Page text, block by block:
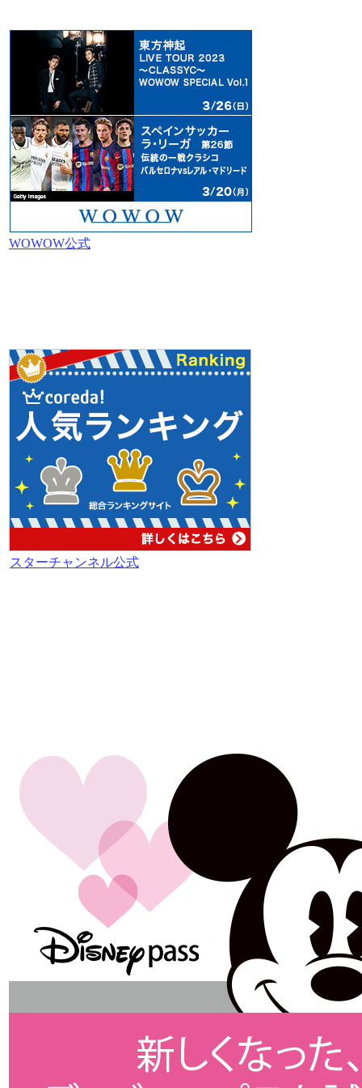
WOWOW公式
スターチャンネル公式